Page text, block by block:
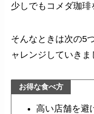
少しでもコメダ珈琲
そんなときは次の5
ャレンジしていきま
お得な食べ方
高い店舗を避